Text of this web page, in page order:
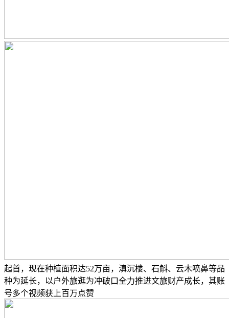
起首，现在种植面积达52万亩，滇沉楼、石斛、云木喷鼻等品
种为延长，以户外旅逛为冲破口全力推进文旅财产成长，其账
号多个视频获上百万点赞